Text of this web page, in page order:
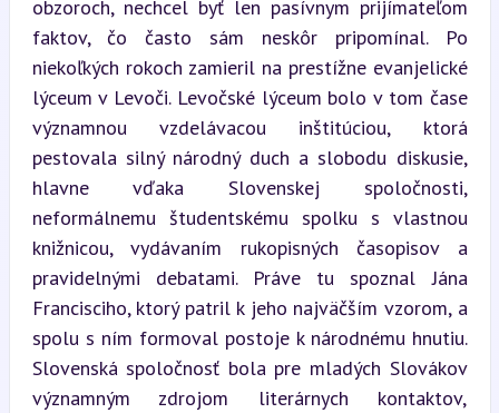
obzoroch, nechcel byť len pasívnym prijímateľom
faktov, čo často sám neskôr pripomínal. Po
niekoľkých rokoch zamieril na prestížne evanjelické
lýceum v Levoči. Levočské lýceum bolo v tom čase
významnou vzdelávacou inštitúciou, ktorá
pestovala silný národný duch a slobodu diskusie,
hlavne vďaka Slovenskej spoločnosti,
neformálnemu študentskému spolku s vlastnou
knižnicou, vydávaním rukopisných časopisov a
pravidelnými debatami. Práve tu spoznal Jána
Francisciho, ktorý patril k jeho najväčším vzorom, a
spolu s ním formoval postoje k národnému hnutiu.
Slovenská spoločnosť bola pre mladých Slovákov
významným zdrojom literárnych kontaktov,